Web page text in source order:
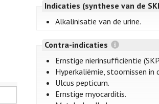
Indicaties (synthese van de
Alkalinisatie van de urine.
Contra-indicaties
Ernstige nierinsufficiëntie
Hyperkaliëmie, stoornissen in
Ulcus pepticum.
Ernstige myocarditis.